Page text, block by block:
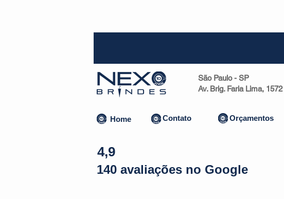
São Paulo - SP
Av. Brig. Faria Lima,
Home Contato Orçamentos
4,9
140 avaliações no Google